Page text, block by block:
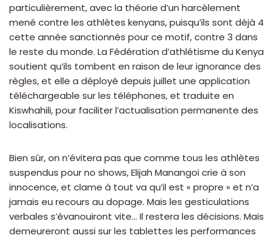
particulièrement, avec la théorie d’un harcèlement
mené contre les athlètes kenyans, puisqu’ils sont déjà 4
cette année sanctionnés pour ce motif, contre 3 dans
le reste du monde. La Fédération d’athlétisme du Kenya
soutient qu’ils tombent en raison de leur ignorance des
règles, et elle a déployé depuis juillet une application
téléchargeable sur les téléphones, et traduite en
Kiswhahili, pour faciliter l’actualisation permanente des
localisations.
Bien sûr, on n’évitera pas que comme tous les athlètes
suspendus pour no shows, Elijah Manangoi crie à son
innocence, et clame à tout va qu’il est « propre » et n’a
jamais eu recours au dopage. Mais les gesticulations
verbales s’évanouiront vite… Il restera les décisions. Mais
demeureront aussi sur les tablettes les performances